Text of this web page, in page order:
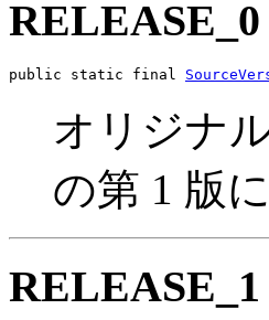
RELEASE_0
public static final
オリジナ
の第 1 版
RELEASE_1